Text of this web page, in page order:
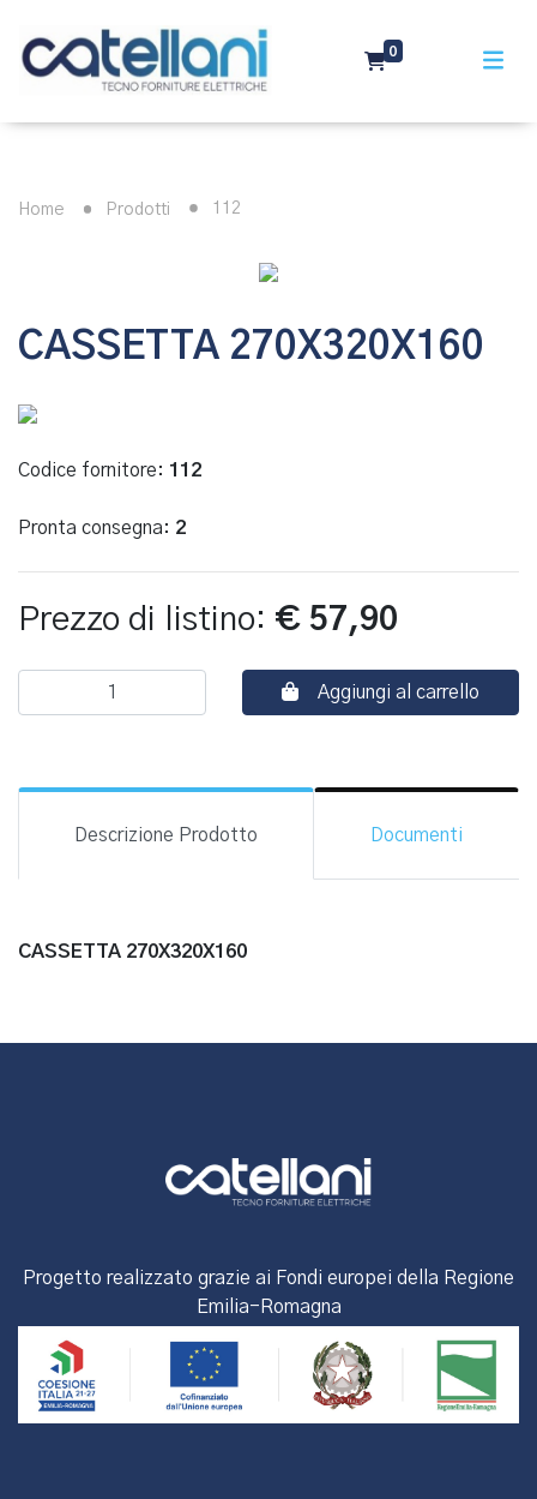
0
Home Prodotti 112
CASSETTA 270X320X160
Codice fornitore: 112
Pronta consegna: 2
Prezzo di listino: € 57,90
Aggiungi al carrello
Descrizione Prodotto Documenti
CASSETTA 270X320X160
Progetto realizzato grazie ai Fondi europei della Regione
Emilia-Romagna